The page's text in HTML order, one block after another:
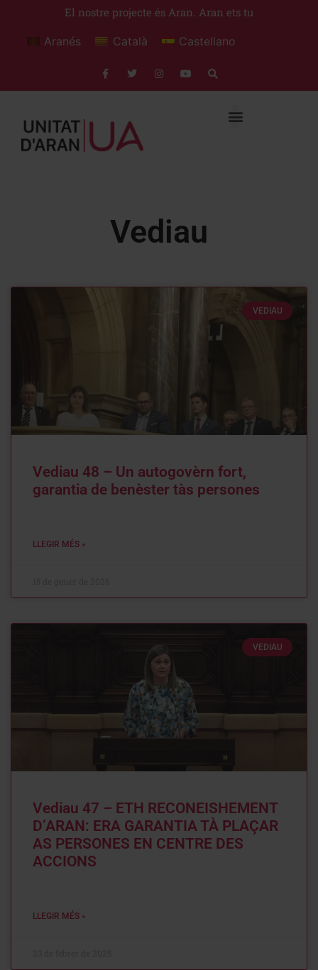
El nostre projecte és Aran. Aran ets tu
Aranés Català Castellano
Vediau
VEDIAU
Vediau 48 – Un autogovèrn fort,
garantia de benèster tàs persones
LLEGIR MÉS »
VEDIAU
Vediau 47 – ETH RECONEISHEMENT
D’ARAN: ERA GARANTIA TÀ PLAÇAR
AS PERSONES EN CENTRE DES
ACCIONS
LLEGIR MÉS »